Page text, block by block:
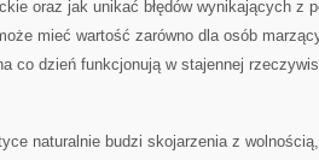
oraz jak unikać błędów wynikających z
mieć wartość zarówno dla osób
co dzień funkcjonują w stajennej
naturalnie budzi skojarzenia z